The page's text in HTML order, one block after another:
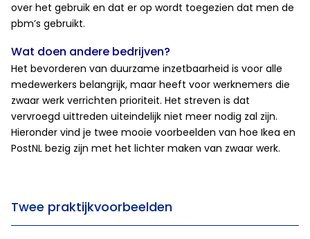
over het gebruik en dat er op wordt toegezien dat men de
pbm’s gebruikt.
Wat doen andere bedrijven?
Het bevorderen van duurzame inzetbaarheid is voor alle
medewerkers belangrijk, maar heeft voor werknemers die
zwaar werk verrichten prioriteit. Het streven is dat
vervroegd uittreden uiteindelijk niet meer nodig zal zijn.
Hieronder vind je twee mooie voorbeelden van hoe Ikea en
PostNL bezig zijn met het lichter maken van zwaar werk.
Twee praktijkvoorbeelden